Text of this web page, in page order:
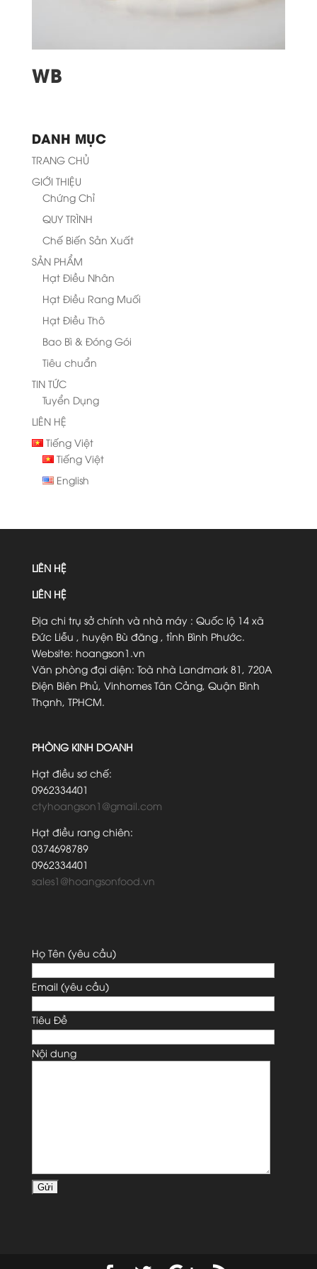
WB
DANH MỤC
TRANG CHỦ
GIỚI THIỆU
Chứng Chỉ
QUY TRÌNH
Chế Biến Sản Xuất
SẢN PHẨM
Hạt Điều Nhân
Hạt Điều Rang Muối
Hạt Điều Thô
Bao Bì & Đóng Gói
Tiêu chuẩn
TIN TỨC
Tuyển Dụng
LIÊN HỆ
Tiếng Việt
Tiếng Việt
English
LIÊN HỆ
LIÊN HỆ
Địa chi trụ sở chính và nhà máy : Quốc lộ 14 xã
Đức Liễu , huyện Bù đăng , tỉnh Bình Phước.
Website: hoangson1.vn
Văn phòng đại diện: Toà nhà Landmark 81, 720A
Điện Biên Phủ, Vinhomes Tân Cảng, Quận Bình
Thạnh, TPHCM.
PHÒNG KINH DOANH
Hạt điều sơ chế:
0962334401
ctyhoangson1@gmail.com
Hạt điều rang chiên:
0374698789
0962334401
sales1@hoangsonfood.vn
Họ Tên (yêu cầu)
Email (yêu cầu)
Tiêu Đề
Nội dung